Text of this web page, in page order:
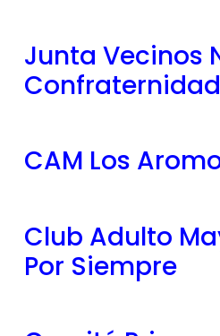
Junta Vecinos
Confraternidad
CAM Los
Club Adulto
Por Siempre